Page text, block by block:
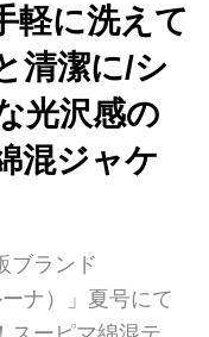
軽に洗えて
清潔に/シ
光沢感の
混ジャケ
ブランド
ナ）」夏号にて